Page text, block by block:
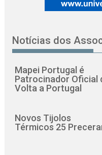
Notícias dos
Mapei Portugal é
Patrocinador Oficial
Volta a Portugal
Novos Tijolos
Térmicos 25